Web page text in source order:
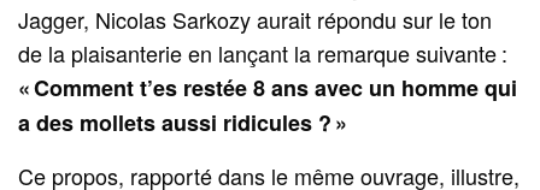
Jagger, Nicolas Sarkozy aurait répondu sur le ton
de la plaisanterie en lançant la remarque suivante :
« Comment t’es restée 8 ans avec un homme qui
a des mollets aussi ridicules ? »
Ce propos, rapporté dans le même ouvrage, illustre,